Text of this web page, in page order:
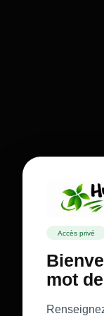
Accès privé
mot